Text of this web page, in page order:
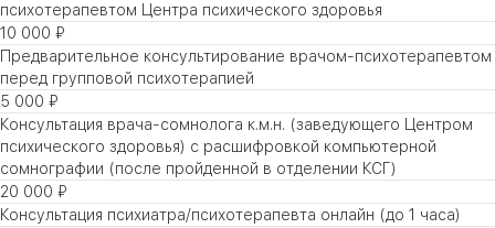
психотерапевтом Центра психического здоровья
10 000 ₽
Предварительное консультирование врачом-психотерапевтом
перед групповой психотерапией
5 000 ₽
Консультация врача-сомнолога к.м.н. (заведующего Центром
психического здоровья) с расшифровкой компьютерной
сомнографии (после пройденной в отделении КСГ)
20 000 ₽
Консультация психиатра/психотерапевта онлайн (до 1 часа)